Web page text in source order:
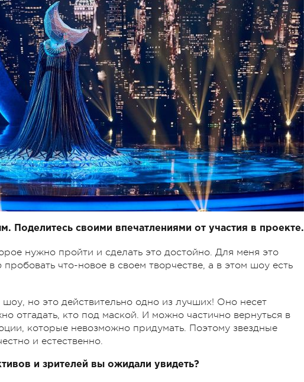
Поделитесь своими впечатлениями от участия в проекте.
нужно пройти и сделать это достойно. Для меня это
что-новое в своем творчестве, а в этом шоу есть
но это действительно одно из лучших! Оно несет
отгадать, кто под маской. И можно частично вернуться в
которые невозможно придумать. Поэтому звездные
и естественно.
и зрителей вы ожидали увидеть?